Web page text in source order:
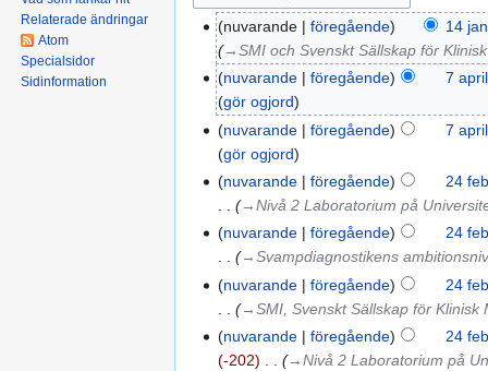
nuvarande föregående
14
→‎SMI och Svenskt Sällskap för
nuvarande
föregående
7
gör ogjord
nuvarande
föregående
7
gör ogjord
nuvarande
föregående
24
→‎Nivå 2 Laboratorium på
nuvarande
föregående
24
→‎Svampdiagnostikens
nuvarande
föregående
24
→‎SMI, Svenskt Sällskap för Klinisk
nuvarande
föregående
24
-202
→‎Nivå 2 Laboratorium på
Relaterade ändringar
Atom
Specialsidor
Sidinformation